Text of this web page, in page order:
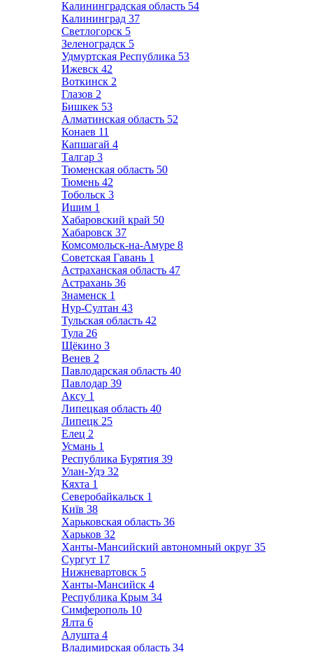
Калининградская область 54
Калининград 37
Светлогорск 5
Зеленоградск 5
Удмуртская Республика 53
Ижевск 42
Воткинск 2
Глазов 2
Бишкек 53
Алматинская область 52
Конаев 11
Капшагай 4
Талгар 3
Тюменская область 50
Тюмень 42
Тобольск 3
Ишим 1
Хабаровский край 50
Хабаровск 37
Комсомольск-на-Амуре 8
Советская Гавань 1
Астраханская область 47
Астрахань 36
Знаменск 1
Нур-Султан 43
Тульская область 42
Тула 26
Щёкино 3
Венев 2
Павлодарская область 40
Павлодар 39
Аксу 1
Липецкая область 40
Липецк 25
Елец 2
Усмань 1
Республика Бурятия 39
Улан-Удэ 32
Кяхта 1
Северобайкальск 1
Київ 38
Харьковская область 36
Харьков 32
Ханты-Мансийский автономный округ 35
Сургут 17
Нижневартовск 5
Ханты-Мансийск 4
Республика Крым 34
Симферополь 10
Ялта 6
Алушта 4
Владимирская область 34